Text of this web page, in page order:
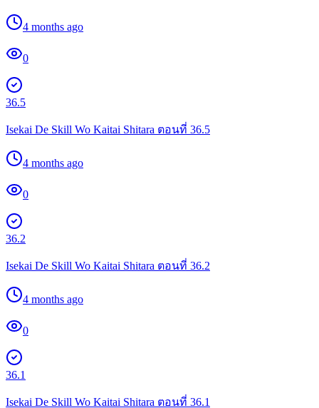
4 months ago
0
36.5
Isekai De Skill Wo Kaitai Shitara ตอนที่ 36.5
4 months ago
0
36.2
Isekai De Skill Wo Kaitai Shitara ตอนที่ 36.2
4 months ago
0
36.1
Isekai De Skill Wo Kaitai Shitara ตอนที่ 36.1